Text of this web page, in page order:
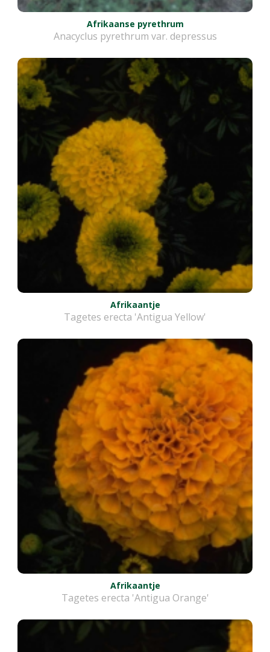
Afrikaanse pyrethrum
Anacyclus pyrethrum var. depressus
Afrikaantje
Tagetes erecta 'Antigua Yellow'
Afrikaantje
Tagetes erecta 'Antigua Orange'